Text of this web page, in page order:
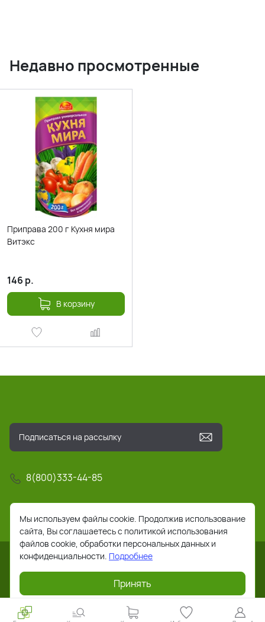
Недавно просмотренные
Приправа 200 г Кухня мира
Витэкс
146 р.
В корзину
8(800)333-44-85
info@pochta-rts.ru
2026 © Все права защищены. Работает наReadyScript
Мы используем файлы cookie. Продолжив использование
сайта, Вы соглашаетесь с политикой использования
файлов cookie, обработки персональных данных и
конфиденциальности. Подробнее
Принять